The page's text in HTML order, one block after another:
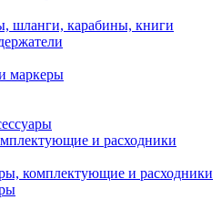
шланги, карабины, книги
маркеры
и расходники
комплектующие и расходники